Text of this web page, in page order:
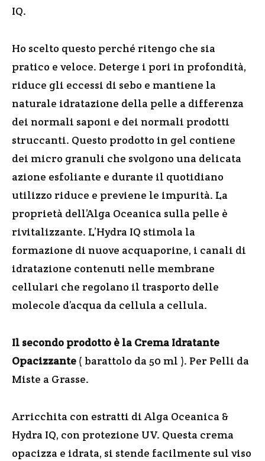
IQ.
Ho scelto questo perché ritengo che sia
pratico e veloce. Deterge i pori in profondità,
riduce gli eccessi di sebo e mantiene la
naturale idratazione della pelle a differenza
dei normali saponi e dei normali prodotti
struccanti. Questo prodotto in gel contiene
dei micro granuli che svolgono una delicata
azione esfoliante e durante il quotidiano
utilizzo riduce e previene le impurità. La
proprietà dell’Alga Oceanica sulla pelle è
rivitalizzante. L’Hydra IQ stimola la
formazione di nuove acquaporine, i canali di
idratazione contenuti nelle membrane
cellulari che regolano il trasporto delle
molecole d’acqua da cellula a cellula.
Il secondo prodotto è la Crema Idratante
Opacizzante ( barattolo da 50 ml ). Per Pelli da
Miste a Grasse.
Arricchita con estratti di Alga Oceanica &
Hydra IQ, con protezione UV. Questa crema
opacizza e idrata, si stende facilmente sul viso